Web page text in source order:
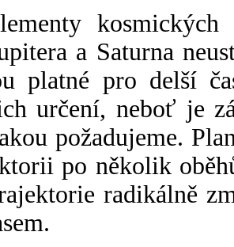
a Saturna
platné pro delší
určení, neboť je
požadujeme.
po několik
radikálně